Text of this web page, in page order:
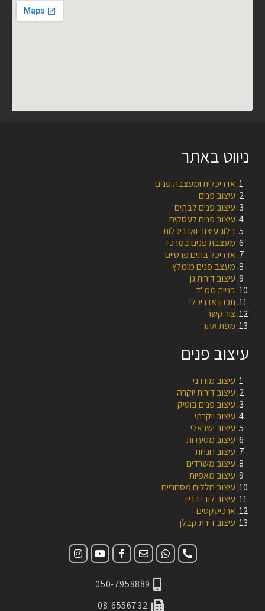
ניווט באתר
אדריכלית ומעצבת פנים
עיצוב פנים
עיצוב פנים לבתים
עיצוב פנים לעסקים
בלוג עיצוב ואדריכלות
מעצבת פנים במרכז
אדריכל בתים פרטיים
מעצב פנים מומלץ
עיצוב דירות גן
בניית ממ"ד
תכנון אדריכלי
צור קשר
מפת אתר
עיצוב פנים
עיצוב מודרני
עיצוב דירות יוקרה
עיצוב פנים בוטיק
עיצוב יוקרתי
עיצוב ישראלי
עיצוב מסעדות
עיצוב חנויות
עיצוב משרדים
עיצוב מאפיות
עיצוב חללים מסחריים
עיצוב לובי בניין
ארכיטקטים
עיצוב דירת קבלן
050-7958889
08-6556732